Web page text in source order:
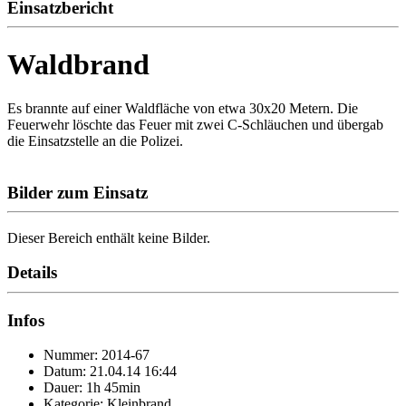
Einsatzbericht
Waldbrand
Es brannte auf einer Waldfläche von etwa 30x20 Metern. Die
Feuerwehr löschte das Feuer mit zwei C-Schläuchen und übergab
die Einsatzstelle an die Polizei.
Bilder zum Einsatz
Dieser Bereich enthält keine Bilder.
Details
Infos
Nummer: 2014-67
Datum: 21.04.14 16:44
Dauer: 1h 45min